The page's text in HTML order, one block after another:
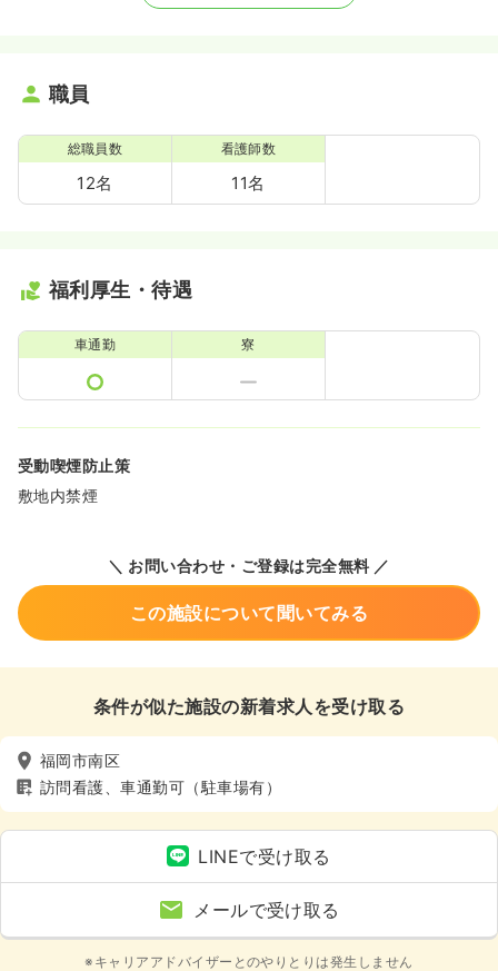
職員
総職員数
12名
看護師数
11名
福利厚生・待遇
車通勤 寮
受動喫煙防止策
敷地内禁煙
＼ お問い合わせ・ご登録は完全無料 ／
この施設について聞いてみる
条件が似た施設の新着求人を受け取る
福岡市南区
訪問看護、車通勤可（駐車場有）
LINEで受け取る
メールで受け取る
※キャリアアドバイザーとのやりとりは発生しません